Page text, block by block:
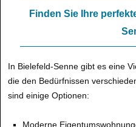
Finden Sie Ihre
In Bielefeld-Senne gibt es eine
die den Bedürfnissen
sind einige Optionen:
Moderne